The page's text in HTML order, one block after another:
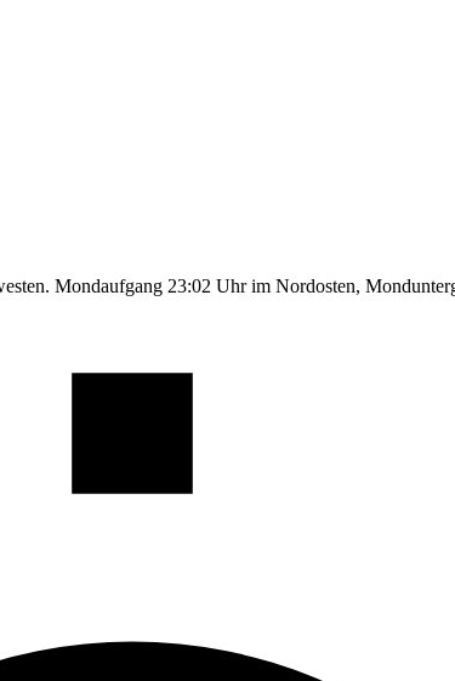
Mondaufgang 23:02 Uhr im Nordosten,